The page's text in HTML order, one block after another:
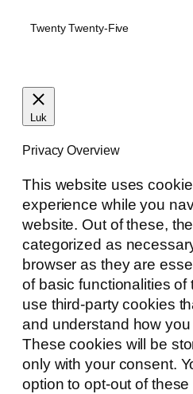
Twenty Twenty-Five
Luk
Privacy Overview
This website uses
experience while you
website. Out of these,
categorized as
browser as they are
of basic functionalities of
use third-party cookies
and understand how
These cookies will be
only with your consent.
option to opt-out of